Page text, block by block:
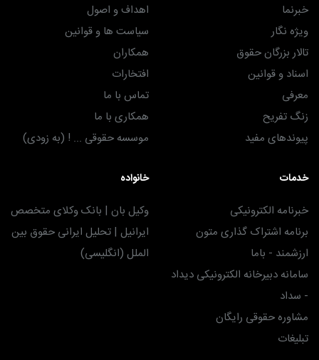
خبرنما
ویژه نگار
تالار بزرگان حقوق
اسناد و قوانین
معرفی
زنگ تفریح
پیوندهای مفید
اهداف و اصول
سیاست ها و قوانین
همکاران
افتخارات
تماس با ما
همکاری با ما
موسسه حقوقی ... ! (به زودی)
خدمات
خبرنامه الکترونیکی
برنامه اشتراک گذاری متون
ارزشمند - باما
سامانه دبیرخانه الکترونیکی دیداد
- سداد
مشاوره حقوقی رایگان
تبلیغات
خانواده
وکیل بان | بانک وکلای متخصص
ایرانیل | تحلیل ایرانی حقوق بین
الملل (انگلیسی)